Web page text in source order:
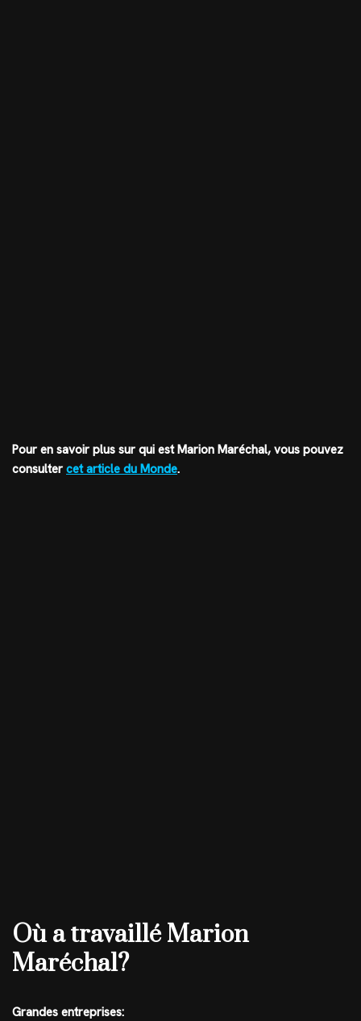
Pour en savoir plus sur qui est Marion Maréchal, vous pouvez
consulter cet article du Monde.
Où a travaillé Marion
Maréchal?
Grandes entreprises: